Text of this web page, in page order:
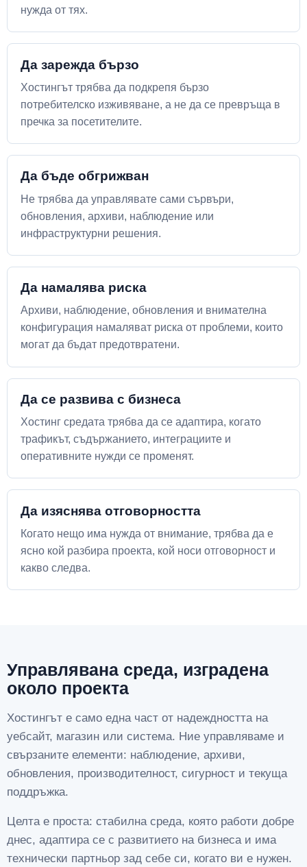
нужда от тях.
Да зарежда бързо
Хостингът трябва да подкрепя бързо
потребителско изживяване, а не да се превръща в
пречка за посетителите.
Да бъде обгрижван
Не трябва да управлявате сами сървъри,
обновления, архиви, наблюдение или
инфраструктурни решения.
Да намалява риска
Архиви, наблюдение, обновления и внимателна
конфигурация намаляват риска от проблеми, които
могат да бъдат предотвратени.
Да се развива с бизнеса
Хостинг средата трябва да се адаптира, когато
трафикът, съдържанието, интеграциите и
оперативните нужди се променят.
Да изяснява отговорността
Когато нещо има нужда от внимание, трябва да е
ясно кой разбира проекта, кой носи отговорност и
какво следва.
Управлявана среда, изградена
около проекта
Хостингът е само една част от надеждността на
уебсайт, магазин или система. Ние управляваме и
свързаните елементи: наблюдение, архиви,
обновления, производителност, сигурност и текуща
поддръжка.
Целта е проста: стабилна среда, която работи добре
днес, адаптира се с развитието на бизнеса и има
технически партньор зад себе си, когато ви е нужен.